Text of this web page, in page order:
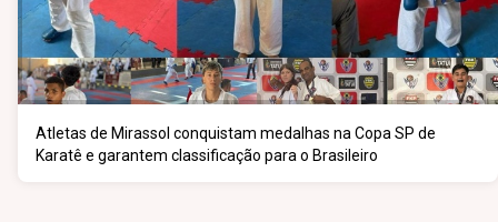
Atletas de Mirassol conquistam medalhas na Copa SP de
Karatê e garantem classificação para o Brasileiro